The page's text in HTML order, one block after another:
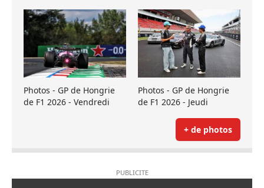
Photos - GP de Hongrie
de F1 2026 - Vendredi
Photos - GP de Hongrie
de F1 2026 - Jeudi
+ de photos